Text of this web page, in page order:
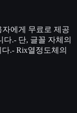
에게 무료로 제공
.- 단, 글꼴 자체의
.- Rix열정도체의